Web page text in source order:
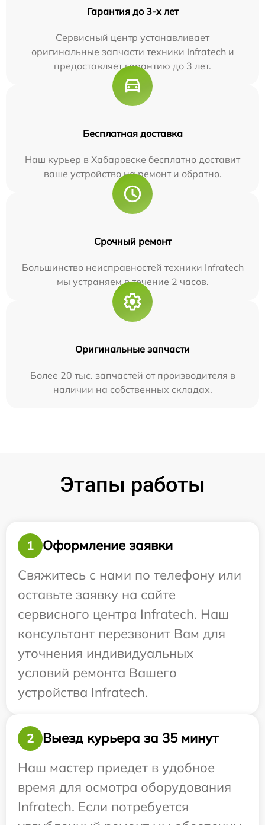
Гарантия до 3-х лет
Сервисный центр устанавливает
оригинальные запчасти техники Infratech и
предоставляет гарантию до 3 лет.
Бесплатная доставка
Наш курьер в Хабаровске бесплатно доставит
ваше устройство на ремонт и обратно.
Срочный ремонт
Большинство неисправностей техники Infratech
мы устраняем в течение 2 часов.
Оригинальные запчасти
Более 20 тыс. запчастей от производителя в
наличии на собственных складах.
Этапы работы
1
Оформление заявки
Свяжитесь с нами по телефону или
оставьте заявку на сайте
сервисного центра Infratech. Наш
консультант перезвонит Вам для
уточнения индивидуальных
условий ремонта Вашего
устройства Infratech.
2
Выезд курьера за 35 минут
Наш мастер приедет в удобное
время для осмотра оборудования
Infratech. Если потребуется